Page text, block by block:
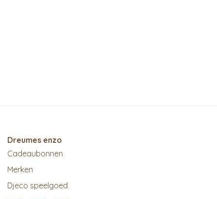
Dreumes enzo
Cadeaubonnen
Merken
Djeco speelgoed